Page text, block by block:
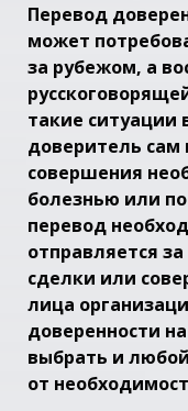
Перевод
может
за рубежом, а
такие ситуации
доверитель
совершения
болезнью или
перевод
отправляется
сделки или
лица
доверенности
выбрать и
от